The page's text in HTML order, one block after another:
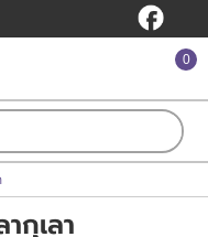
ก
0
กุเลา